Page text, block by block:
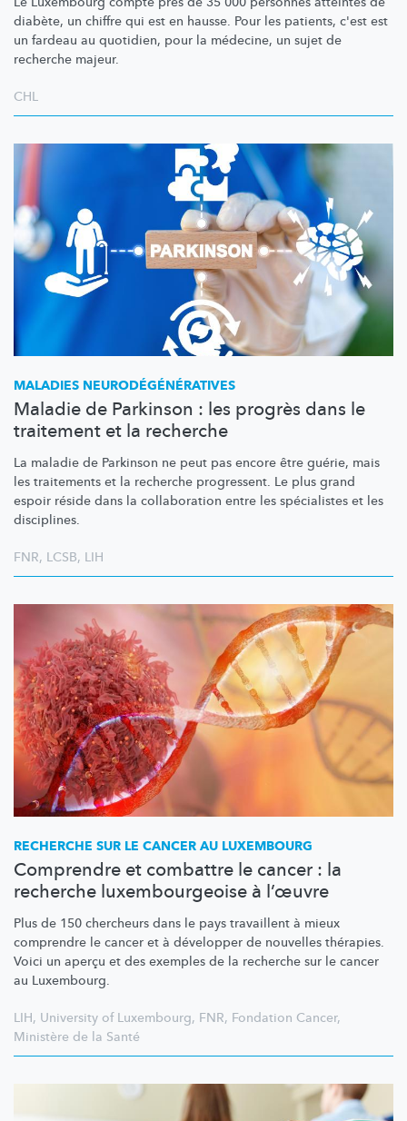
diabète, un chiffre qui est en hausse. Pour les patients, c'est est
un fardeau au quotidien, pour la médecine, un sujet de
recherche majeur.
CHL
MALADIES NEURODÉGÉNÉRATIVES
Maladie de Parkinson : les progrès dans le
traitement et la recherche
La maladie de Parkinson ne peut pas encore être guérie, mais
les traitements et la recherche progressent. Le plus grand
espoir réside dans la collaboration entre les spécialistes et les
disciplines.
FNR, LCSB, LIH
RECHERCHE SUR LE CANCER AU LUXEMBOURG
Comprendre et combattre le cancer : la
recherche luxembourgeoise à l’œuvre
Plus de 150 chercheurs dans le pays travaillent à mieux
comprendre le cancer et à développer de nouvelles thérapies.
Voici un aperçu et des exemples de la recherche sur le cancer
au Luxembourg.
LIH, University of Luxembourg, FNR, Fondation Cancer,
Ministère de la Santé